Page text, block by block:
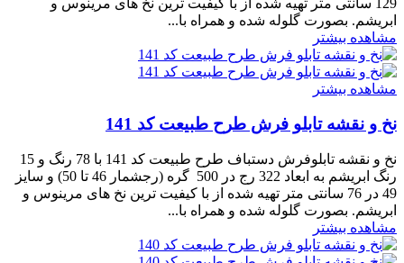
ابریشم. بصورت گلوله شده و همراه با...
مشاهده بیشتر
مشاهده بیشتر
نخ و نقشه تابلو فرش طرح طبیعت کد 141
نخ و نقشه تابلوفرش دستباف طرح طبیعت کد 141 با 78 رنگ و 15
رنگ ابریشم به ابعاد 322 رج در 500 گره (رجشمار 46 تا 50) و سایز
49 در 76 سانتی متر تهیه شده از با کیفیت ترین نخ های مرینوس و
ابریشم. بصورت گلوله شده و همراه با...
مشاهده بیشتر